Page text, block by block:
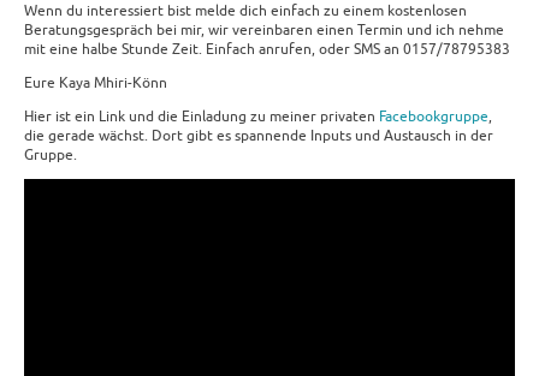
Wenn du interessiert bist melde dich einfach zu einem kostenlosen
Beratungsgespräch bei mir, wir vereinbaren einen Termin und ich nehme
mit eine halbe Stunde Zeit. Einfach anrufen, oder SMS an 0157/78795383
Eure Kaya Mhiri-Könn
Hier ist ein Link und die Einladung zu meiner privaten Facebookgruppe,
die gerade wächst. Dort gibt es spannende Inputs und Austausch in der
Gruppe.